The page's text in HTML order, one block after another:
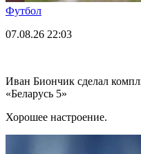
Футбол
07.08.26 22:03
Иван Биончик сделал
«Беларусь 5»
Хорошее настроение.